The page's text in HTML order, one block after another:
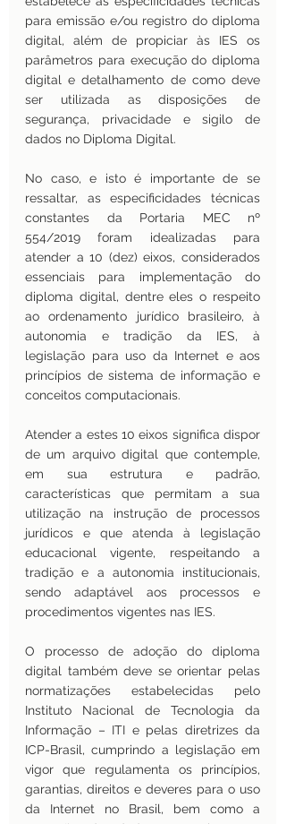
para emissão e/ou registro do diploma
digital, além de propiciar às IES os
parâmetros para execução do diploma
digital e detalhamento de como deve
ser utilizada as disposições de
segurança, privacidade e sigilo de
dados no Diploma Digital.
No caso, e isto é importante de se
ressaltar, as especificidades técnicas
constantes da Portaria MEC nº
554/2019 foram idealizadas para
atender a 10 (dez) eixos, considerados
essenciais para implementação do
diploma digital, dentre eles o respeito
ao ordenamento jurídico brasileiro, à
autonomia e tradição da IES, à
legislação para uso da Internet e aos
princípios de sistema de informação e
conceitos computacionais.
Atender a estes 10 eixos significa dispor
de um arquivo digital que contemple,
em sua estrutura e padrão,
características que permitam a sua
utilização na instrução de processos
jurídicos e que atenda à legislação
educacional vigente, respeitando a
tradição e a autonomia institucionais,
sendo adaptável aos processos e
procedimentos vigentes nas IES.
O processo de adoção do diploma
digital também deve se orientar pelas
normatizações estabelecidas pelo
Instituto Nacional de Tecnologia da
Informação – ITI e pelas diretrizes da
ICP-Brasil, cumprindo a legislação em
vigor que regulamenta os princípios,
garantias, direitos e deveres para o uso
da Internet no Brasil, bem como a